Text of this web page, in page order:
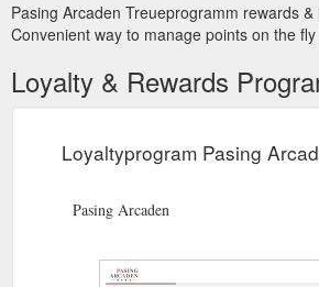
Pasing Arcaden Treueprogramm rewards
Convenient way to manage points on the fly
Loyalty & Rewards
Loyaltyprogram Pasing
Pasing Arcaden